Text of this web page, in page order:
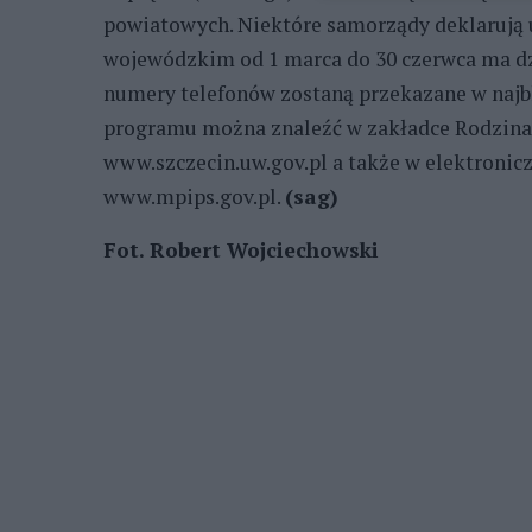
powiatowych. Niektóre samorządy
wojewódzkim od 1 marca do 30 czerwca ma
numery telefonów zostaną przekazane w
programu można znaleźć w zakładce
www.szczecin.uw.gov.pl a także w
www.mpips.gov.pl. (sag)
Fot. Robert Wojciechowski